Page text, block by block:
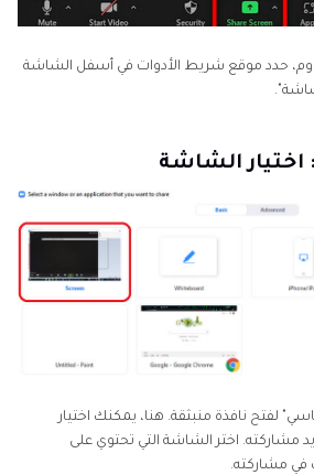
حدد موقع شريط الأدوات في أسفل الشاشة
اختيار الشاشة
لفتح نافذة منبثقة. هنا، يمكنك اختيار
مشاركته. اختر الشاشة التي تحتوي على
في مشاركته.